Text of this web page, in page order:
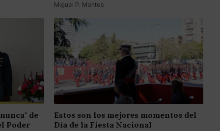
Miguel P. Montes
de
Poder
Estos son los mejores momentos del
Día de la Fiesta Nacional